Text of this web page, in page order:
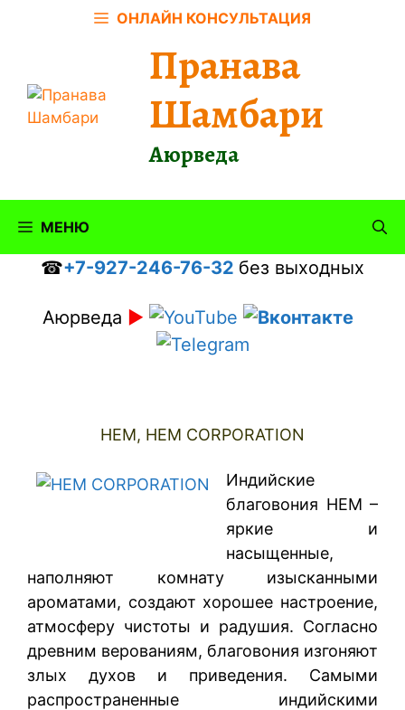
ОНЛАЙН КОНСУЛЬТАЦИЯ
Пранава
Шамбари
Аюрведа
МЕНЮ
☎+7-927-246-76-32 без выходных
Аюрведа ►
HEM, HEM CORPORATION
Индийские
благовония HEM –
яркие и
насыщенные,
наполняют комнату изысканными
ароматами, создают хорошее настроение,
атмосферу чистоты и радушия. Согласно
древним верованиям, благовония изгоняют
злых духов и приведения. Самыми
распространенные индийскими